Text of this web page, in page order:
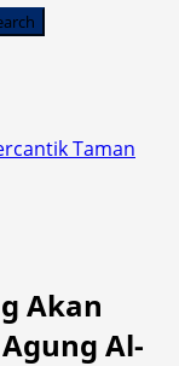
Taman
Akan
Al-